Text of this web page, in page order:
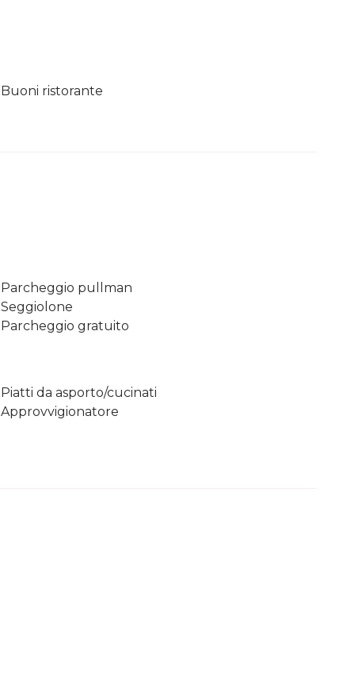
Buoni ristorante
Parcheggio pullman
Seggiolone
Parcheggio gratuito
Piatti da asporto/cucinati
Approvvigionatore